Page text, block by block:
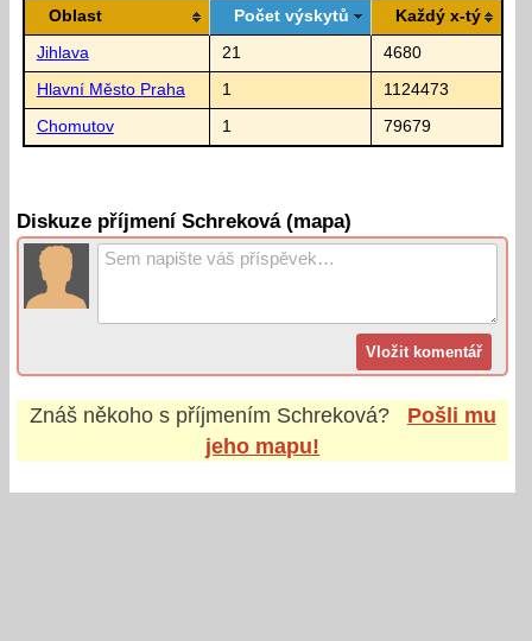
Oblast Počet výskytů Každý x-tý
Jihlava 21 4680
Hlavní Město Praha 1 1124473
Chomutov 1 79679
Diskuze příjmení Schreková (mapa)
Znáš někoho s příjmením Schreková?
Pošli mu
jeho mapu!